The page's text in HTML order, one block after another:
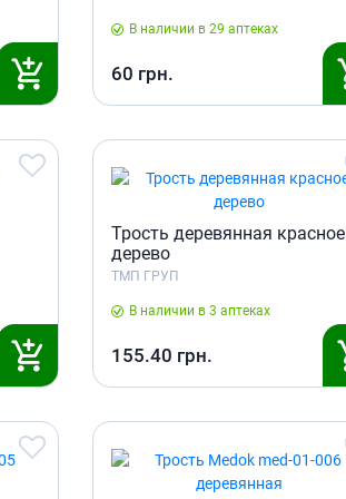
Хондропротекторы
Кроветворение и кровь
Препараты от анемии
Кровезаменители
парентерального питания
Прочие лекарственные
В наличии в 29 аптеках
60 грн.
Трость деревянная красное
дерево
ТМП ГРУП
В наличии в 3 аптеках
155.40 грн.